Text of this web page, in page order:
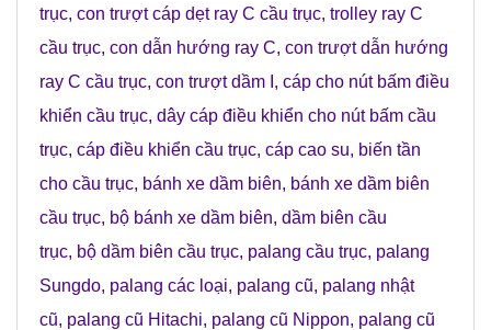
trục, con trượt cáp dẹt ray C cầu trục, trolley ray C
cầu trục, con dẫn hướng ray C, con trượt dẫn hướng
ray C cầu trục, con trượt dầm I , cáp cho nút bấm điều
khiển cầu trục, dây cáp điều khiển cho nút bấm cầu
trục, cáp điều khiển cầu trục, cáp cao su, biến tần
cho cầu trục, bánh xe dầm biên, bánh xe dầm biên
cầu trục, bộ bánh xe dầm biên, dầm biên cầu
trục, bộ dầm biên cầu trục, palang cầu trục, palang
Sungdo, palang các loại, palang cũ, palang nhật
cũ, palang cũ Hitachi, palang cũ Nippon, palang cũ